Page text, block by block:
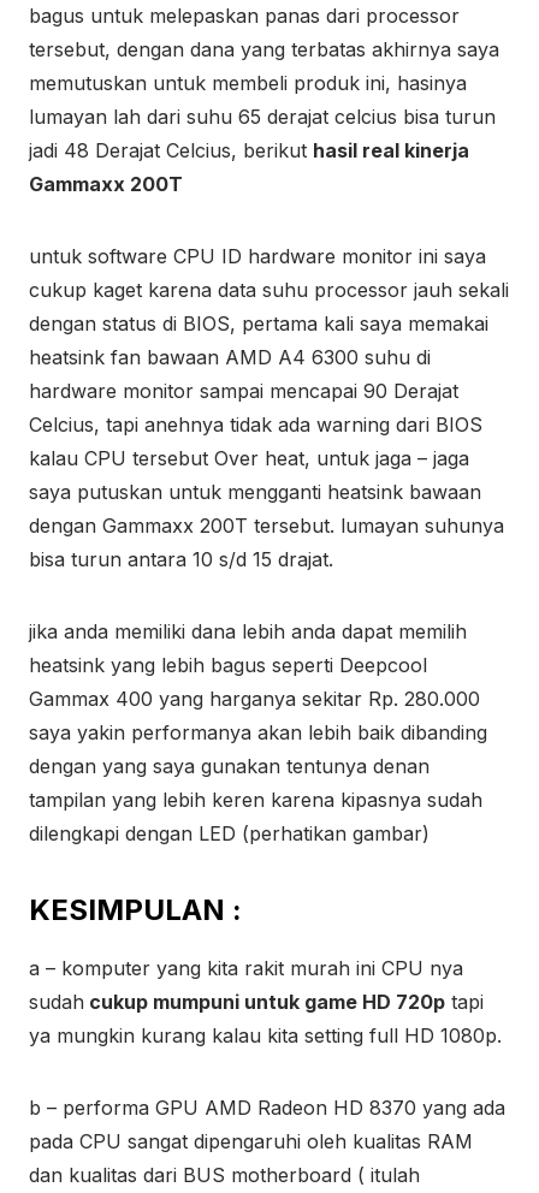
bagus untuk melepaskan panas dari processor
tersebut, dengan dana yang terbatas akhirnya saya
memutuskan untuk membeli produk ini, hasinya
lumayan lah dari suhu 65 derajat celcius bisa turun
jadi 48 Derajat Celcius, berikut hasil real kinerja
Gammaxx 200T
untuk software CPU ID hardware monitor ini saya
cukup kaget karena data suhu processor jauh sekali
dengan status di BIOS, pertama kali saya memakai
heatsink fan bawaan AMD A4 6300 suhu di
hardware monitor sampai mencapai 90 Derajat
Celcius, tapi anehnya tidak ada warning dari BIOS
kalau CPU tersebut Over heat, untuk jaga – jaga
saya putuskan untuk mengganti heatsink bawaan
dengan Gammaxx 200T tersebut. lumayan suhunya
bisa turun antara 10 s/d 15 drajat.
jika anda memiliki dana lebih anda dapat memilih
heatsink yang lebih bagus seperti Deepcool
Gammax 400 yang harganya sekitar Rp. 280.000
saya yakin performanya akan lebih baik dibanding
dengan yang saya gunakan tentunya denan
tampilan yang lebih keren karena kipasnya sudah
dilengkapi dengan LED (perhatikan gambar)
KESIMPULAN :
a – komputer yang kita rakit murah ini CPU nya
sudah cukup mumpuni untuk game HD 720p tapi
ya mungkin kurang kalau kita setting full HD 1080p.
b – performa GPU AMD Radeon HD 8370 yang ada
pada CPU sangat dipengaruhi oleh kualitas RAM
dan kualitas dari BUS motherboard ( itulah